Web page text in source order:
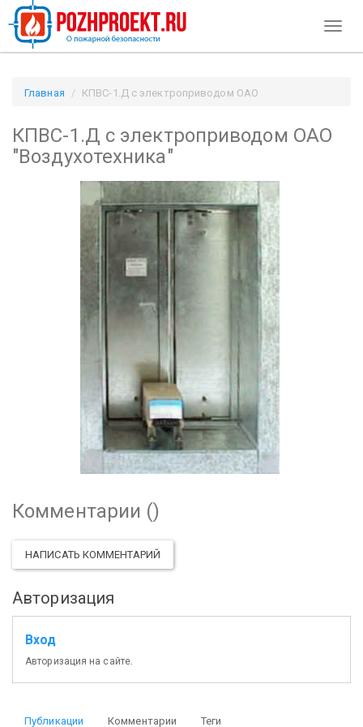
Главная
КПВС-1.Д с электроприводом ОАО
КПВС-1.Д с электроприводом ОАО
"Воздухотехника"
Комментарии ()
НАПИСАТЬ КОММЕНТАРИЙ
Авторизация
Вход
Авторизация на сайте.
Публикации Комментарии Теги